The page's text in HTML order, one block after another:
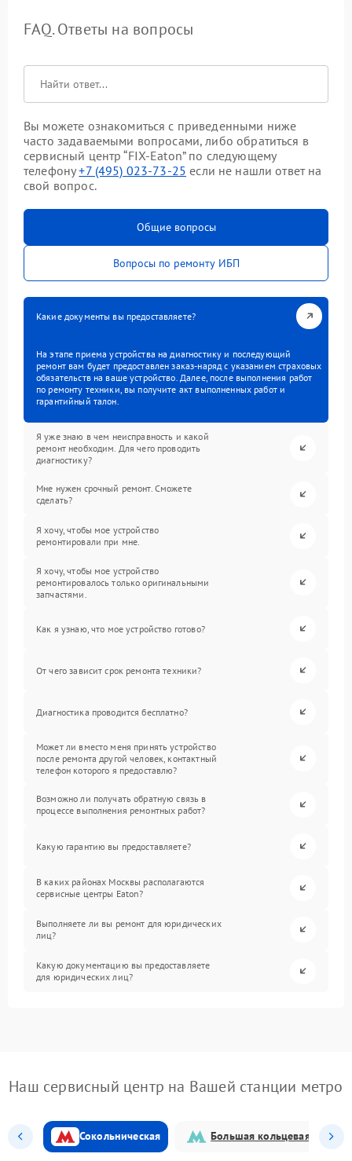
FAQ. Ответы на вопросы
Вы можете ознакомиться с приведенными ниже
часто задаваемыми вопросами, либо обратиться в
сервисный центр “FIX-Eaton” по следующему
телефону+7 (495) 023-73-25 если не нашли ответ на
свой вопрос.
Общие вопросы
Вопросы по ремонту ИБП
Какие документы вы предоставляете?
На этапе приема устройства на диагностику и последующий
ремонт вам будет предоставлен заказ-наряд с указанием страховых
обязательств на ваше устройство. Далее, после выполнения работ
по ремонту техники, вы получите акт выполненных работ и
гарантийный талон.
Я уже знаю в чем неисправность и какой
ремонт необходим. Для чего проводить
диагностику?
Мне нужен срочный ремонт. Сможете
сделать?
Я хочу, чтобы мое устройство
ремонтировали при мне.
Я хочу, чтобы мое устройство
ремонтировалось только оригинальными
запчастями.
Как я узнаю, что мое устройство готово?
От чего зависит срок ремонта техники?
Диагностика проводится бесплатно?
Может ли вместо меня принять устройство
после ремонта другой человек, контактный
телефон которого я предоставлю?
Возможно ли получать обратную связь в
процессе выполнения ремонтных работ?
Какую гарантию вы предоставляете?
В каких районах Москвы располагаются
сервисные центры Eaton?
Выполняете ли вы ремонт для юридических
лиц?
Какую документацию вы предоставляете
для юридических лиц?
Наш сервисный центр на Вашей станции метро
Сокольническая Большая кольцевая